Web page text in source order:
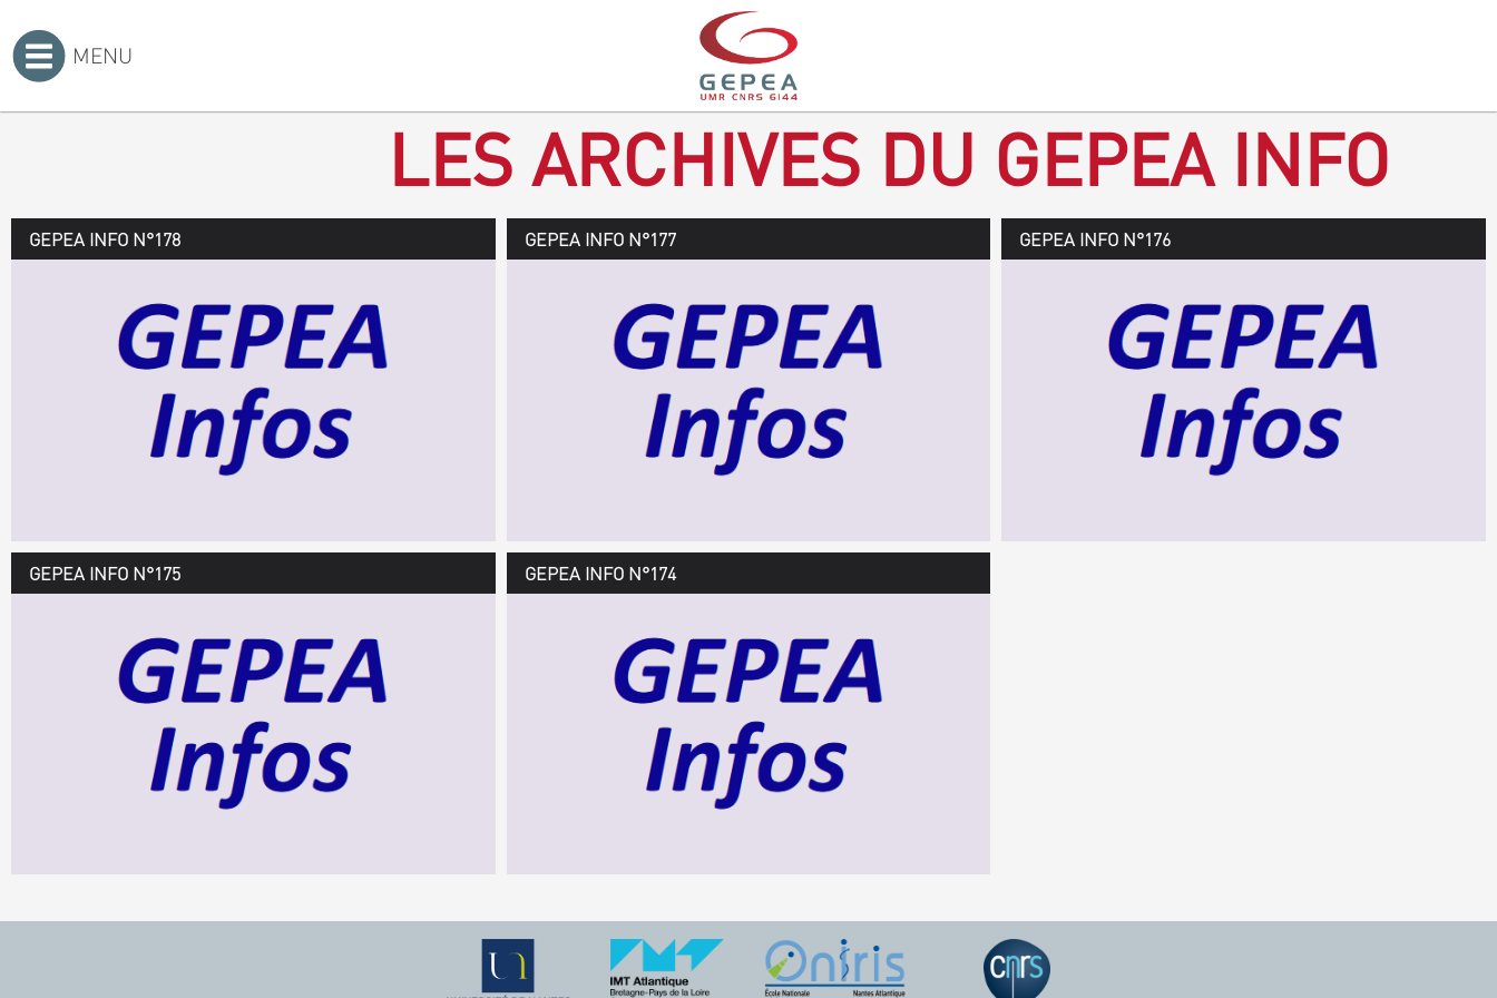
MENU
LES ARCHIVES DU GEPEA INFO
GEPEA INFO N°178
GEPEA Infos n°178
Novembre 2019 > janvier 2020
TÉLÉCHARGEZ LE GEPEA INFOS
GEPEA INFO N°177
GEPEA Infos n°177
Août > octobre 2019
TÉLÉCHARGEZ LE GEPEA INFOS
GEPEA INFO N°176
GEPEA INFO N°175
GEPEA Infos n°175
Décembre 2018 > février 2019
TÉLÉCHARGEZ LE GEPEA INFOS
GEPEA INFO N°174